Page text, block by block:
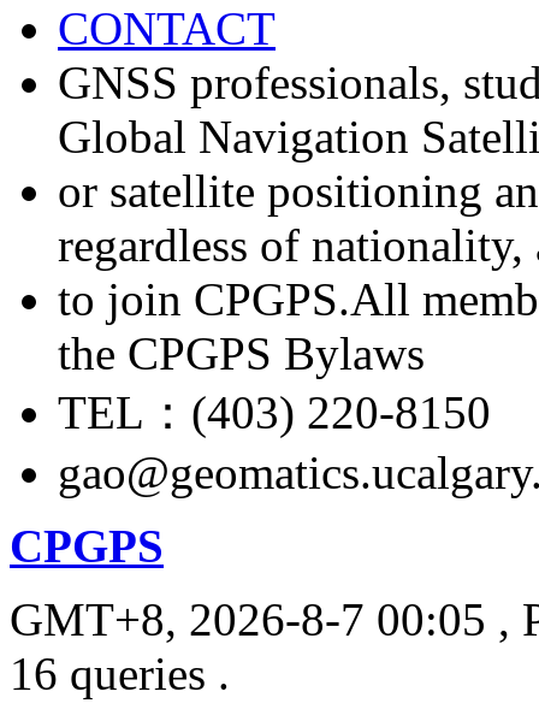
CONTACT
GNSS professionals,
Global Navigation
or satellite positioning
regardless of nationality,
to join CPGPS.All
the CPGPS Bylaws
TEL：(403) 220-8150
CPGPS
GMT+8, 2026-8-7 00:05 ,
16 queries .